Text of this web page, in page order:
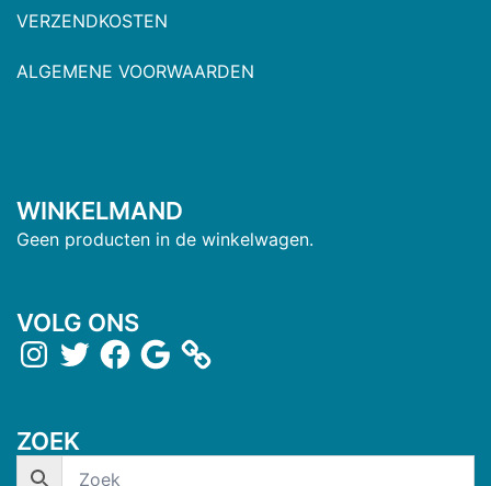
VERZENDKOSTEN
ALGEMENE VOORWAARDEN
WINKELMAND
Geen producten in de winkelwagen.
VOLG ONS
ZOEK